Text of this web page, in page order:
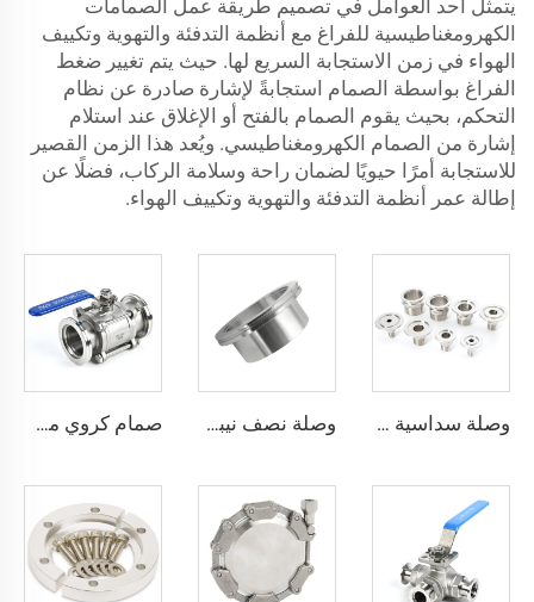
يتمثل أحد العوامل في تصميم طريقة عمل الصمامات
الكهرومغناطيسية للفراغ مع أنظمة التدفئة والتهوية وتكييف
الهواء في زمن الاستجابة السريع لها. حيث يتم تغيير ضغط
الفراغ بواسطة الصمام استجابةً لإشارة صادرة عن نظام
التحكم، بحيث يقوم الصمام بالفتح أو الإغلاق عند استلام
إشارة من الصمام الكهرومغناطيسي. ويُعد هذا الزمن القصير
للاستجابة أمرًا حيويًا لضمان راحة وسلامة الركاب، فضلًا عن
إطالة عمر أنظمة التدفئة والتهوية وتكييف الهواء.
وصلة سداسية فراغية من الفولاذ المقاوم للصدأ SS304/SS316L، محول ذكري بخيط PT/NPT، من KF16-KF50 إلى 1/8"-2"، محول شفة ذكري من الفولاذ المقاوم للصدأ للصناعات شبه الموصلة وصلة نصف نيبل حسب نظام ISO-K، من الفولاذ المقاوم للصدأ SS304/SS316L، شفة توصيل ناعمة بنظام المشبك للحام في أنظمة الفراغ، نيبل عالي الجودة، مقاسات ISO63-500، L=30/100 مم صمام كروي من الفولاذ المقاوم للصدأ ثلاثي القطع مع شفة فراغ NW63-100 SS304/SS316L بفتحة مخفضة، صمام شفة متقلص ISO63-ISO100